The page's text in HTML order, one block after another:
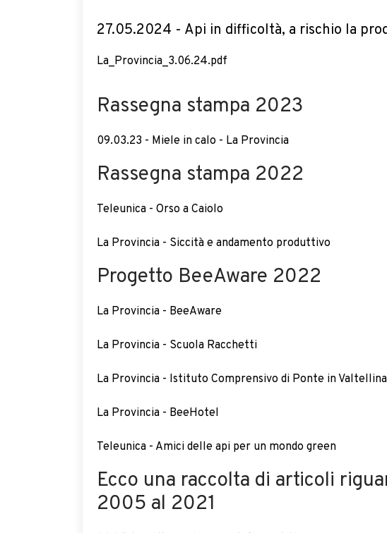
27.05.2024 - Api in difficoltà, a rischio la
La_Provincia_3.06.24.pdf
Rassegna stampa 2023
09.03.23 - Miele in calo - La Provincia
Rassegna stampa 2022
Teleunica - Orso a Caiolo
La Provincia - Siccità e andamento produttivo
Progetto BeeAware 2022
La Provincia - BeeAware
La Provincia - Scuola Racchetti
La Provincia - Istituto Comprensivo di Ponte in Valtellina
La Provincia - BeeHotel
Teleunica - Amici delle api per un mondo green
Ecco una raccolta di articoli
2005 al 2021